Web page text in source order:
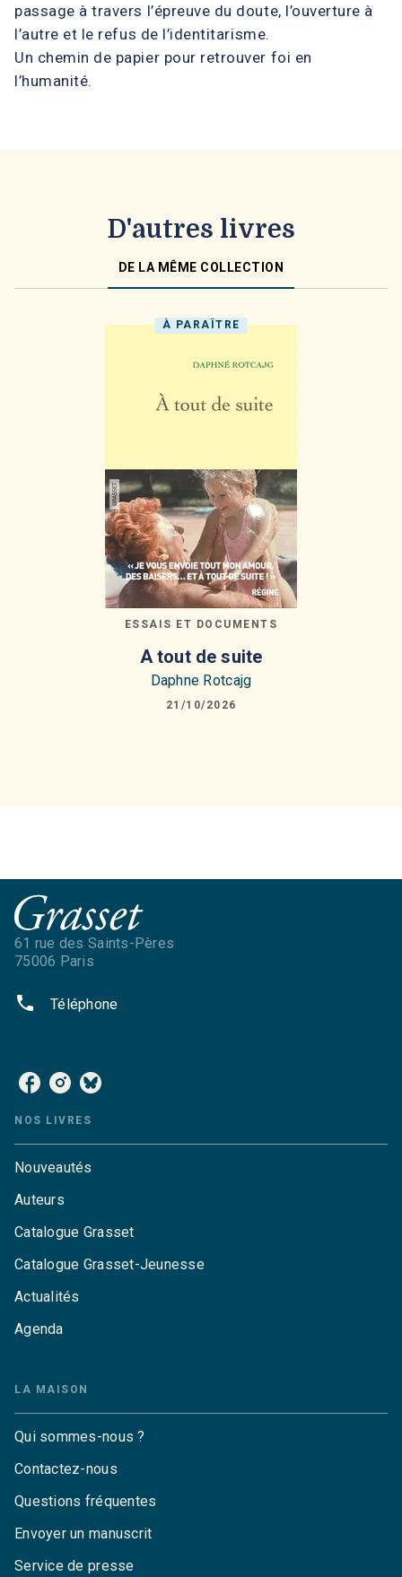
passage à travers l’épreuve du doute, l’ouverture à
l’autre et le refus de l’identitarisme.
Un chemin de papier pour retrouver foi en
l’humanité.
D'autres livres
DE LA MÊME COLLECTION
À PARAÎTRE
ESSAIS ET DOCUMENTS
A tout de suite
Daphne Rotcajg
21/10/2026
61 rue des Saints-Pères
75006 Paris
phone Téléphone
NOS LIVRES
Nouveautés
Auteurs
Catalogue Grasset
Catalogue Grasset-Jeunesse
Actualités
Agenda
LA MAISON
Qui sommes-nous ?
Contactez-nous
Questions fréquentes
Envoyer un manuscrit
Service de presse